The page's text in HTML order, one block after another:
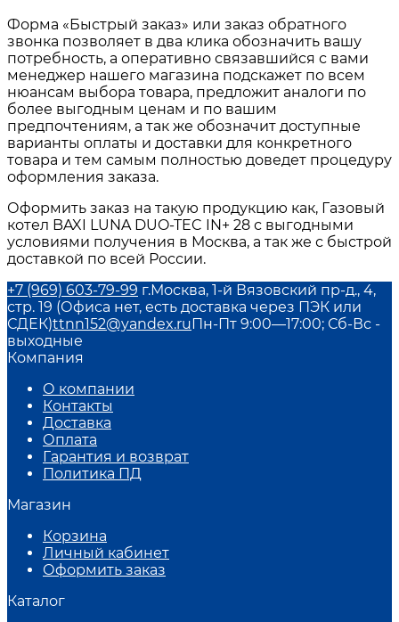
Форма «Быстрый заказ» или заказ обратного
звонка позволяет в два клика обозначить вашу
потребность, а оперативно связавшийся с вами
менеджер нашего магазина подскажет по всем
нюансам выбора товара, предложит аналоги по
более выгодным ценам и по вашим
предпочтениям, а так же обозначит доступные
варианты оплаты и доставки для конкретного
товара и тем самым полностью доведет процедуру
оформления заказа.
Оформить заказ на такую продукцию как, Газовый
котел BAXI LUNA DUO-TEC IN+ 28 с выгодными
условиями получения в Москва, а так же с быстрой
доставкой по всей России.
+7 (969) 603-79-99 г.Москва, 1-й Вязовский пр-д., 4,
стр. 19 (Офиса нет, есть доставка через ПЭК или
СДЕК)ttnn152@yandex.ruПн-Пт 9:00—17:00; Сб-Вс -
выходные
Компания
О компании
Контакты
Доставка
Оплата
Гарантия и возврат
Политика ПД
Магазин
Корзина
Личный кабинет
Оформить заказ
Каталог